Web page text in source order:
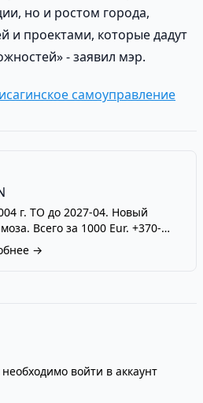
но и ростом города,
и проектами, которые дадут
- заявил мэр.
самоуправление
г. ТО до 2027-04. Новый
Всего за 1000 Eur. +370-
→
войти в аккаунт